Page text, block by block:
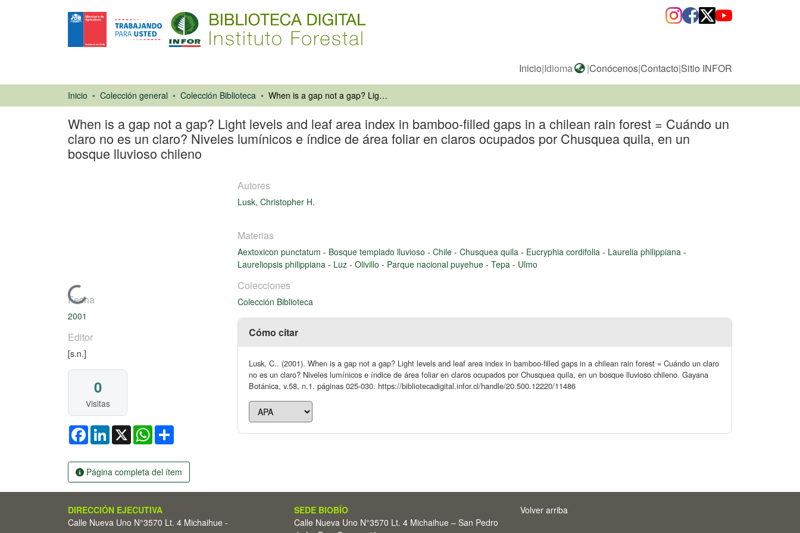
Inicio|Idioma |Conócenos|Contacto|Sitio INFOR
Inicio Colección general Colección Biblioteca When is a gap not a gap? Light levels and leaf area index in bamboo-filled gaps in a chilean rain forest = Cuándo un claro no es un claro? Niveles lumínicos e índice de área foliar en claros ocupados por Chusquea quila, en un bosque lluvioso chileno
When is a gap not a gap? Light levels and leaf area index in bamboo-filled gaps in a chilean rain forest = Cuándo un
claro no es un claro? Niveles lumínicos e índice de área foliar en claros ocupados por Chusquea quila, en un
bosque lluvioso chileno
Cargando...
Fecha
2001
Editor
[s.n.]
0
Visitas
FacebookLinkedIn
X WhatsApp
Página completa del ítem
Autores
Lusk, Christopher H.
Materias
Aextoxicon punctatum - Bosque templado lluvioso - Chile - Chusquea quila - Eucryphia cordifolia - Laurelia philippiana -
Laureliopsis philippiana - Luz - Olivillo - Parque nacional puyehue - Tepa - Ulmo
Colecciones
Colección Biblioteca
Cómo citar
Lusk, C.. (2001). When is a gap not a gap? Light levels and leaf area index in bamboo-filled gaps in a chilean rain forest = Cuándo un claro
no es un claro? Niveles lumínicos e índice de área foliar en claros ocupados por Chusquea quila, en un bosque lluvioso chileno. Gayana
Botánica, v.58, n.1. páginas 025-030. https://bibliotecadigital.infor.cl/handle/20.500.12220/11486
DIRECCIÓN EJECUTIVA
Calle Nueva Uno N°3570 Lt. 4 Michaihue -
SEDE BIOBÍO
Calle Nueva Uno N°3570 Lt. 4 Michaihue – San Pedro
Volver arriba